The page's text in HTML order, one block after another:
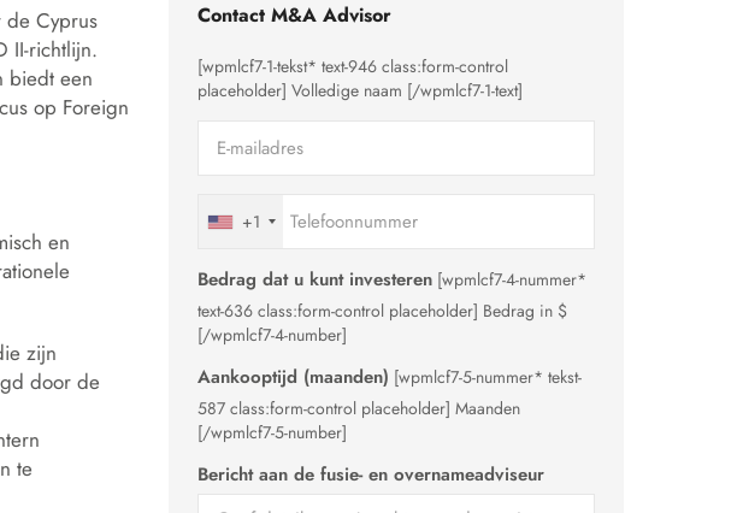
de Cyprus
II-richtlijn.
biedt een
op Foreign
en
zijn
door de
te
Contact M&A Advisor
[wpmlcf7-1-tekst* text-946 class:form-control
placeholder] Volledige naam [/wpmlcf7-1-text]
+1
Bedrag dat u kunt investeren [wpmlcf7-4-nummer*
text-636 class:form-control placeholder] Bedrag in $
[/wpmlcf7-4-number]
Aankooptijd (maanden) [wpmlcf7-5-nummer* tekst-
587 class:form-control placeholder] Maanden
[/wpmlcf7-5-number]
Bericht aan de fusie- en overnameadviseur